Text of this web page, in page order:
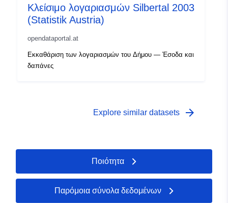
Κλείσιμο λογαριασμών Silbertal 2003
(Statistik Austria)
opendataportal.at
Εκκαθάριση των λογαριασμών του Δήμου — Έσοδα και
δαπάνες
Explore similar datasets arrow_forward
Ποιότητα
Παρόμοια σύνολα δεδομένων